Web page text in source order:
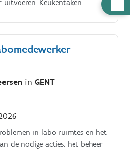
uitvoeren. Keukentaken
in GENT
in labo ruimtes en het
de nodige acties. het beheer